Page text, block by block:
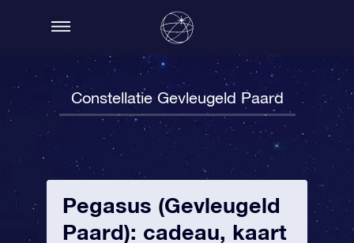
Constellatie Gevleugeld Paard
Pegasus (Gevleugeld
Paard): cadeau, kaart